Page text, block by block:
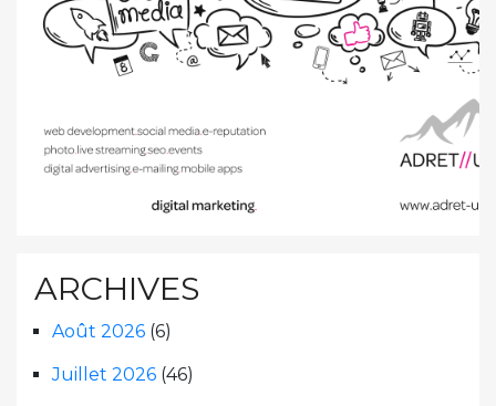
ARCHIVES
Août 2026 (6)
Juillet 2026 (46)